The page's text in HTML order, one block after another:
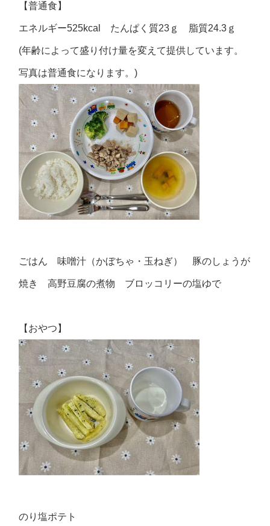
【普通食】
エネルギー525kcal たんぱく質23ｇ 脂質24.3ｇ
(年齢によって盛り付け量を変えて提供しています。
写真は普通食になります。)
ごはん 味噌汁（かぼちゃ・玉ねぎ） 豚のしょうが
焼き 高野豆腐の煮物 ブロッコリーの塩ゆで
【おやつ】
のり塩ポテト